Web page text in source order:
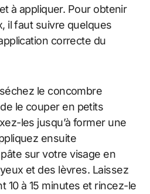
à appliquer. Pour obtenir
il faut suivre quelques
correcte du
le concombre
le couper en petits
les jusqu’à former une
ensuite
sur votre visage en
et des lèvres. Laissez
10 à 15 minutes et rincez-le